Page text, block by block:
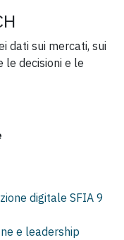
dati sui mercati, sui
le decisioni e le
digitale SFIA 9
e leadership